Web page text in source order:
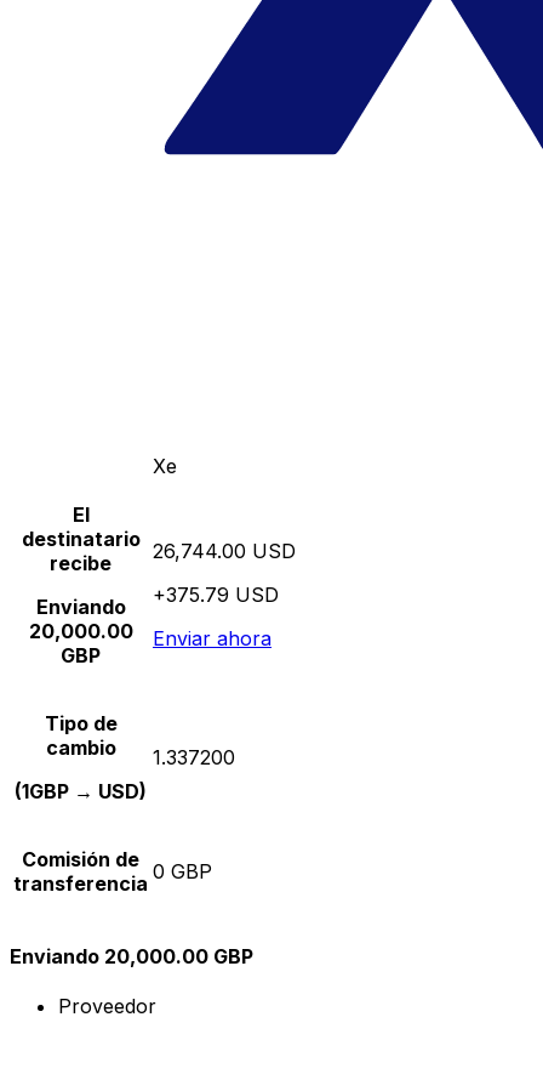
Xe
El
destinatario
recibe
Enviando
20,000.00
GBP
26,744.00 USD
+375.79 USD
Enviar ahora
Tipo de
cambio
(1GBP → USD)
1.337200
Comisión de
transferencia 0 GBP
Enviando 20,000.00 GBP
Proveedor